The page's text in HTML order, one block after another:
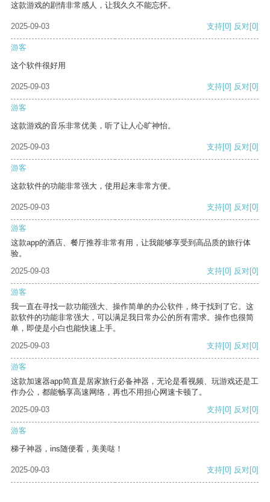
这款游戏的剧情非常感人，让我久久不能忘怀。
2025-09-03 支持[0] 反对[0]
游客
这个软件很好用
2025-09-03 支持[0] 反对[0]
游客
这款游戏的音乐非常优美，听了让人心旷神怡。
2025-09-03 支持[0] 反对[0]
游客
这款软件的功能非常强大，使用起来非常方便。
2025-09-03 支持[0] 反对[0]
游客
这款app的酒店、餐厅推荐非常有用，让我能够享受到高品质的旅行体
验。
2025-09-03
支持[0] 反对[0]
游客
我一直在寻找一款功能强大、操作简单的办公软件，终于找到了它。这
款软件的功能非常强大，可以满足我日常办公的所有需求。操作也很简
单，即使是小白也能快速上手。
2025-09-03
支持[0] 反对[0]
游客
这款加速器app简直是居家旅行必备神器，无论是看视频、玩游戏还是工
作办公，都能畅享高速网络，再也不用担心网速卡顿了。
2025-09-03
支持[0] 反对[0]
游客
梯子神器，ins随便看，美美哒！
2025-09-03 支持[0] 反对[0]